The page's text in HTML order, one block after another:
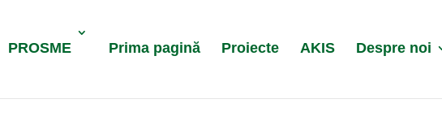
PROSME Prima pagină Proiecte AKIS Despre noi